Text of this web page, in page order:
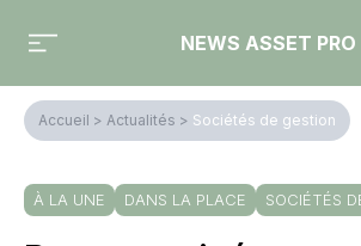
NEWS ASSET PRO
Accueil > Actualités > Sociétés de gestion
À LA UNE DANS LA PLACE SOCIÉTÉS